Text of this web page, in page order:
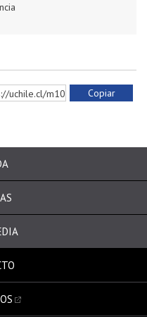
uchile.cl/m10567 Copiar